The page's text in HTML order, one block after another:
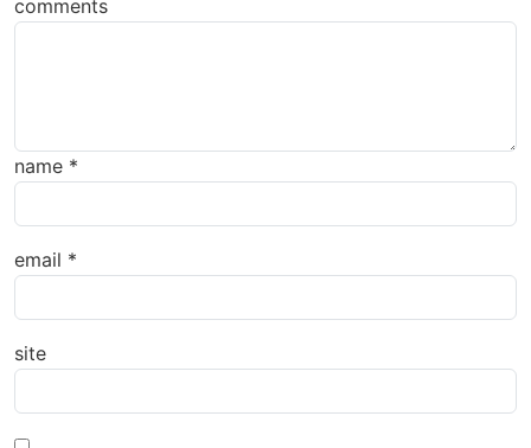
comments
name *
email *
site